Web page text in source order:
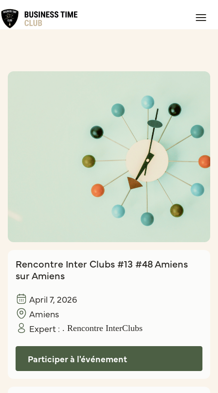
Rencontre Inter Clubs #13 #48 Amiens
sur Amiens
April 7, 2026
Amiens
Expert : . Rencontre InterClubs
Participer à l'événement